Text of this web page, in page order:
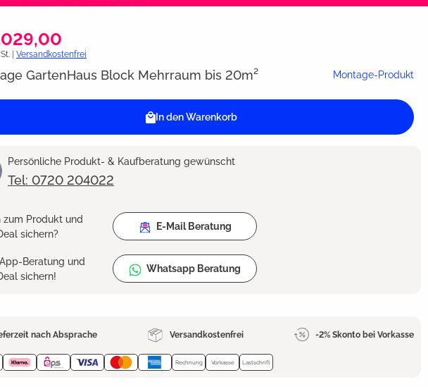
| Versandkostenfrei
GartenHaus Block Mehrraum bis 20m² Montage-Produkt
In den Warenkorb
Persönliche Produkt- & Kaufberatung gewünscht
Tel: 0720 204022
zum Produkt und
sichern?
E-Mail Beratung
Beratung und
sichern!
Whatsapp Beratung
nach Absprache Versandkostenfrei -2% Skonto bei Vorkasse
Rechnung Vorkasse Lastschrift